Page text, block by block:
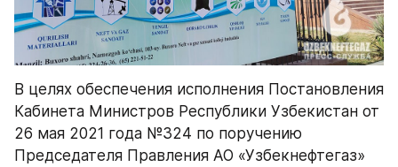
В целях обеспечения исполнения Постановления
Кабинета Министров Республики Узбекистан от
26 мая 2021 года №324 по поручению
Председателя Правления АО «Узбекнефтегаз»